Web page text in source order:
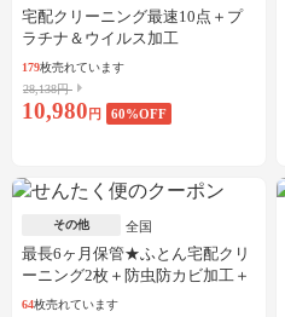
宅配クリーニング最速10点＋プ
ラチナ＆ウイルス加工
179枚売れています
28,138円
10,980 円 60%OFF
その他 全国
最長6ヶ月保管★ふとん宅配クリ
ーニング2枚＋防虫防カビ加工＋
しみ抜き
64枚売れています